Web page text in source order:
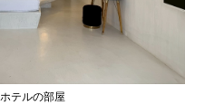
テルの部屋